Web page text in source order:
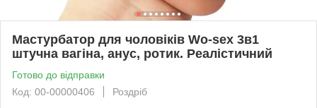
Мастурбатор для чоловіків Wo-sex 3в1
штучна вагіна, анус, ротик. Реалістичний
Готово до відправки
Код: 00-00000406
Роздріб